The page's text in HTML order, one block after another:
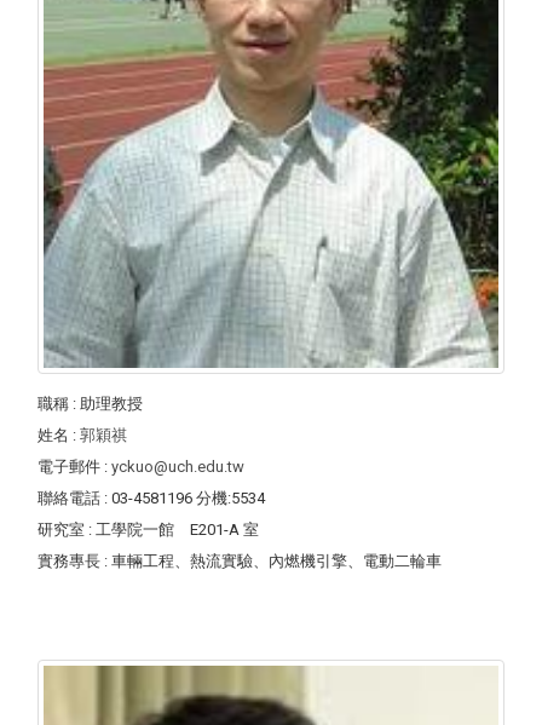
職稱 : 助理教授
姓名 : 郭穎祺
電子郵件 : yckuo@uch.edu.tw
聯絡電話 : 03-4581196 分機:5534
研究室 : 工學院一館 E201-A 室
實務專長 : 車輛工程、熱流實驗、內燃機引擎、電動二輪車